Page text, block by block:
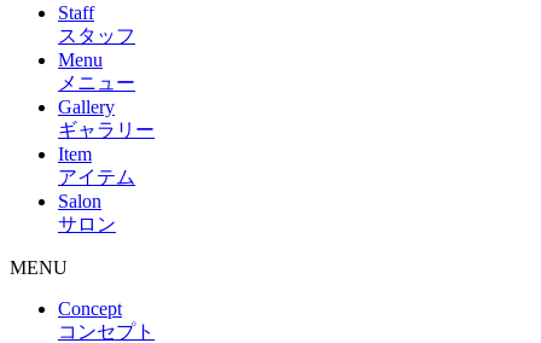
Staff
スタッフ
Menu
メニュー
Gallery
ギャラリー
Item
アイテム
Salon
サロン
MENU
Concept
コンセプト